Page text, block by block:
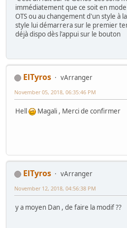
immédiatement que ce soit en
OTS ou au changement d'un style à
style lui démarrera sur le premier
déjà dispo dès l'appui sur le bouton
ElTyros
vArranger
November 05, 2018, 06:35:46 PM
Hell Magali , Merci de confirmer
ElTyros
vArranger
November 12, 2018, 04:56:38 PM
y a moyen Dan , de faire la modif ??